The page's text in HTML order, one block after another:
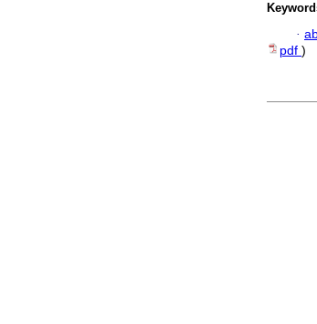
·
pdf )